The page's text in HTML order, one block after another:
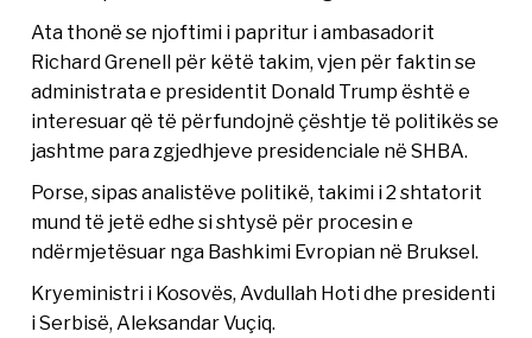
Ata thonë se njoftimi i papritur i ambasadorit
Richard Grenell për këtë takim, vjen për faktin se
administrata e presidentit Donald Trump është e
interesuar që të përfundojnë çështje të politikës se
jashtme para zgjedhjeve presidenciale në SHBA.
Porse, sipas analistëve politikë, takimi i 2 shtatorit
mund të jetë edhe si shtysë për procesin e
ndërmjetësuar nga Bashkimi Evropian në Bruksel.
Kryeministri i Kosovës, Avdullah Hoti dhe presidenti
i Serbisë, Aleksandar Vuçiq.